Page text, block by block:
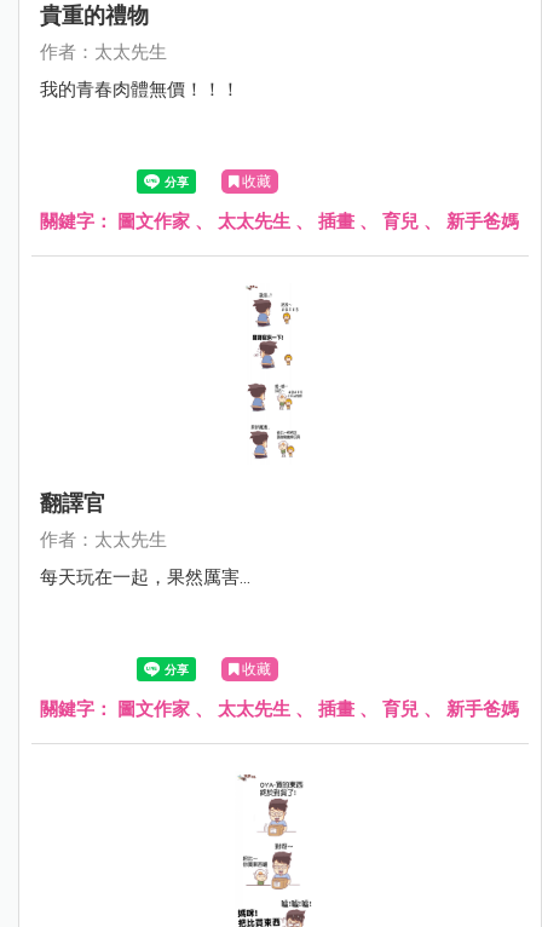
貴重的禮物
作者：太太先生
我的青春肉體無價！！！
收藏
關鍵字： 圖文作家 、 太太先生 、 插畫 、 育兒 、 新手爸媽
翻譯官
作者：太太先生
每天玩在一起，果然厲害...
收藏
關鍵字： 圖文作家 、 太太先生 、 插畫 、 育兒 、 新手爸媽